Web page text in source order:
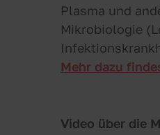
Plasma und
Mikrobiologie
Mehr dazu
Video über die